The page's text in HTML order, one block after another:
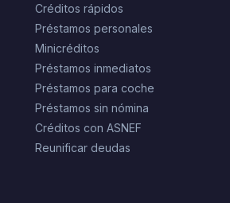
Créditos rápidos
Préstamos personales
Minicréditos
Préstamos inmediatos
Préstamos para coche
Préstamos sin nómina
Créditos con ASNEF
Reunificar deudas